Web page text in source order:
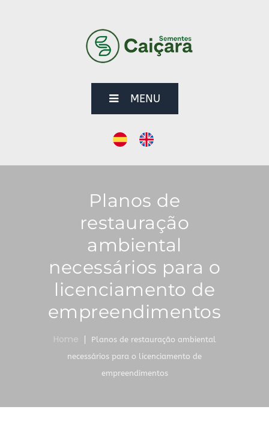
MENU
Planos de
restauração
ambiental
necessários para o
licenciamento de
empreendimentos
Home
Planos de restauração ambiental
necessários para o licenciamento de
empreendimentos